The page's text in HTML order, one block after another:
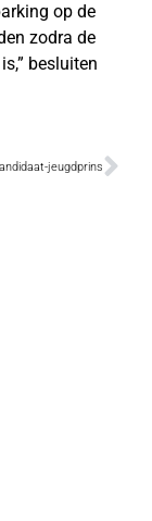
op de
zodra de
besluiten
jeugdprins